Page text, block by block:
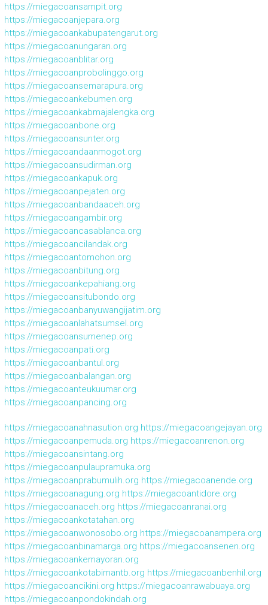
https://miegacoansampit.org
https://miegacoanjepara.org
https://miegacoankabupatengarut.org
https://miegacoanungaran.org
https://miegacoanblitar.org
https://miegacoanprobolinggo.org
https://miegacoansemarapura.org
https://miegacoankebumen.org
https://miegacoankabmajalengka.org
https://miegacoanbone.org
https://miegacoansunter.org
https://miegacoandaanmogot.org
https://miegacoansudirman.org
https://miegacoankapuk.org
https://miegacoanpejaten.org
https://miegacoanbandaaceh.org
https://miegacoangambir.org
https://miegacoancasablanca.org
https://miegacoancilandak.org
https://miegacoantomohon.org
https://miegacoanbitung.org
https://miegacoankepahiang.org
https://miegacoansitubondo.org
https://miegacoanbanyuwangijatim.org
https://miegacoanlahatsumsel.org
https://miegacoansumenep.org
https://miegacoanpati.org
https://miegacoanbantul.org
https://miegacoanbalangan.org
https://miegacoanteukuumar.org
https://miegacoanpancing.org
https://miegacoanahnasution.org https://miegacoangejayan.org
https://miegacoanpemuda.org https://miegacoanrenon.org
https://miegacoansintang.org
https://miegacoanpulaupramuka.org
https://miegacoanprabumulih.org https://miegacoanende.org
https://miegacoanagung.org https://miegacoantidore.org
https://miegacoanaceh.org https://miegacoanranai.org
https://miegacoankotatahan.org
https://miegacoanwonosobo.org https://miegacoanampera.org
https://miegacoanbinamarga.org https://miegacoansenen.org
https://miegacoankemayoran.org
https://miegacoankotabimantb.org https://miegacoanbenhil.org
https://miegacoancikini.org https://miegacoanrawabuaya.org
https://miegacoanpondokindah.org